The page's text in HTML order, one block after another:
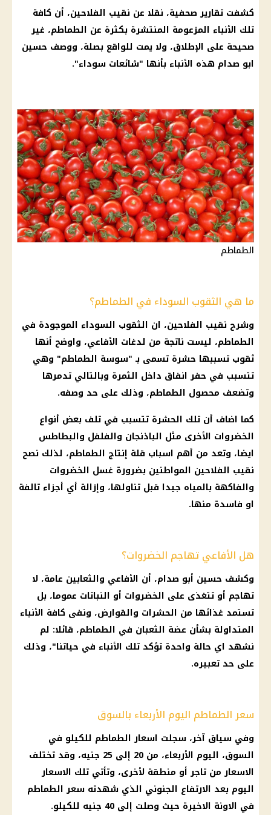
كشفت تقارير صحفية، نقلا عن نقيب الفلاحين، أن كافة
تلك الأنباء المزعومة المنتشرة بكثرة عن الطماطم، غير
صحيحة على الإطلاق، ولا يمت للواقع بصلة، ووصف حسين
ابو صدام هذه الأنباء بأنها "شائعات سوداء".
الطماطم
ما هي الثقوب السوداء في الطماطم؟
وشرح نقيب الفلاحين، ان الثقوب السوداء الموجودة في
الطماطم، ليست ناتجة من لدغات الأفاعي، واوضح أنها
ثقوب تسببها حشرة تسمى بـ "سوسة الطماطم" وهي
تتسبب في حفر انفاق داخل الثمرة وبالتالي تدمرها
وتضعف محصول الطماطم، وذلك على حد وصفه.
كما اضاف أن تلك الحشرة تتسبب في تلف بعض أنواع
الخضروات الأخرى مثل الباذنجان والفلفل والبطاطس
ايضا، وتعد من أهم اسباب قلة إنتاج الطماطم، لذلك نصح
نقيب الفلاحين المواطنين بضرورة غسل الخضروات
والفاكهة بالمياه جيدا قبل تناولها، وإزالة أي أجزاء تالفة
او فاسدة منها.
هل الأفاعي تهاجم الخضروات؟
وكشف حسين أبو صدام، أن الأفاعي والثعابين عامة، لا
تهاجم أو تتغذى على الخضروات أو النباتات عموما، بل
تستمد غذائها من الحشرات والقوارض، ونفى كافة الأنباء
المتداولة بشأن عضة الثعبان في الطماطم، قائلا: لم
نشهد اي حالة واحدة تؤكد تلك الأنباء في حياتنا"، وذلك
على حد تعبيره.
سعر الطماطم اليوم الأربعاء بالسوق
وفي سياق آخر، سجلت اسعار الطماطم للكيلو في
السوق، اليوم الأربعاء، من 20 إلى 25 جنيه، وقد تختلف
الاسعارمن تاجر أو منطقة لأخرى، وتأتي تلك الاسعار
اليوم بعد الارتفاع الجنوني الذي شهدته سعر الطماطم
في الاونة الاخيرة حيث وصلت إلى 40 جنيه للكيلو.